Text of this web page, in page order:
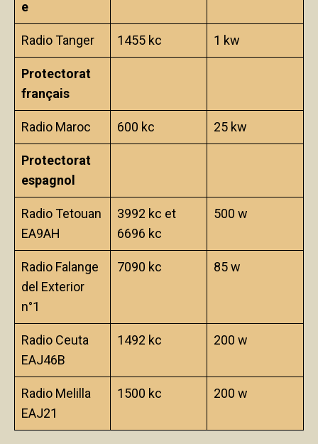
e
Radio Tanger 1455 kc 1 kw
Protectorat
français
Radio Maroc 600 kc 25 kw
Protectorat
espagnol
Radio Tetouan
EA9AH
3992 kc et
6696 kc
500 w
Radio Falange
del Exterior
n°1
7090 kc 85 w
Radio Ceuta
EAJ46B
1492 kc 200 w
Radio Melilla
EAJ21
1500 kc 200 w